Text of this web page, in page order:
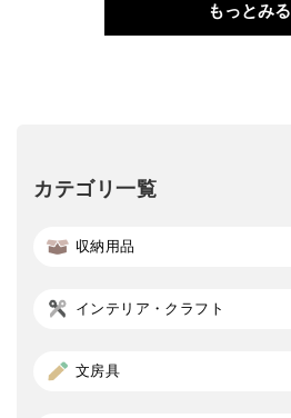
もっとみる
カテゴリ一覧
収納用品
インテリア・クラフト
文房具